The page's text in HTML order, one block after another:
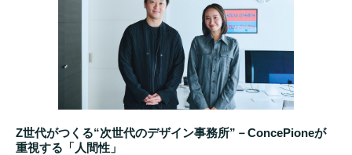
Z世代がつくる“次世代のデザイン事務所”－ConcePioneが
重視する「人間性」